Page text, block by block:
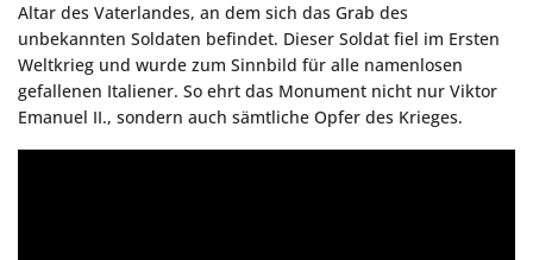
Altar des Vaterlandes, an dem sich das Grab des
unbekannten Soldaten befindet. Dieser Soldat fiel im Ersten
Weltkrieg und wurde zum Sinnbild für alle namenlosen
gefallenen Italiener. So ehrt das Monument nicht nur Viktor
Emanuel II., sondern auch sämtliche Opfer des Krieges.